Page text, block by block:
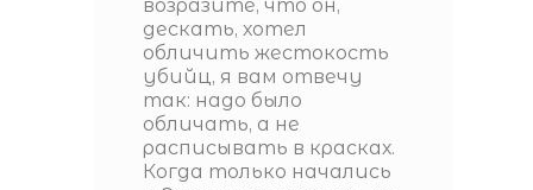
возразите, что он,
дескать, хотел
обличить жестокость
убийц, я вам отвечу
так: надо было
обличать, а не
расписывать в красках.
Когда только начались